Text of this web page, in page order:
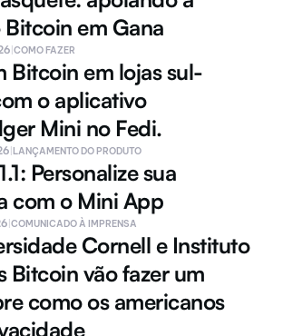
em Gana
|COMO FAZER
Bitcoin em lojas sul-
o aplicativo
Mini no Fedi.
|LANÇAMENTO DO PRODUTO
Personalize sua
com o Mini App
|COMUNICADO À IMPRENSA
Cornell e Instituto
Bitcoin vão fazer um
como os americanos